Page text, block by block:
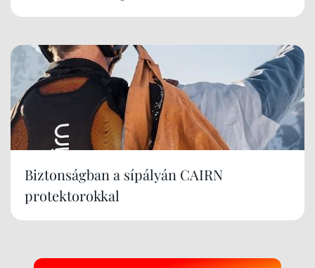
Biztonságban a sípályán CAIRN
protektorokkal